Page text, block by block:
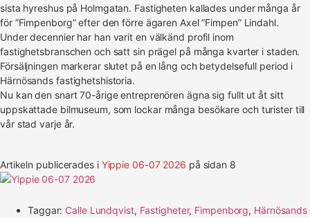
sista hyreshus på Holmgatan. Fastigheten kallades under många år
för ”Fimpenborg” efter den förre ägaren Axel ”Fimpen” Lindahl.
Under decennier har han varit en välkänd profil inom
fastighetsbranschen och satt sin prägel på många kvarter i staden.
Försäljningen markerar slutet på en lång och betydelsefull period i
Härnösands fastighetshistoria.
Nu kan den snart 70-årige entreprenören ägna sig fullt ut åt sitt
uppskattade bilmuseum, som lockar många besökare och turister till
vår stad varje år.
Artikeln publicerades i Yippie 06-07 2026 på sidan 8
Taggar: Calle Lundqvist, Fastigheter, Fimpenborg, Härnösands